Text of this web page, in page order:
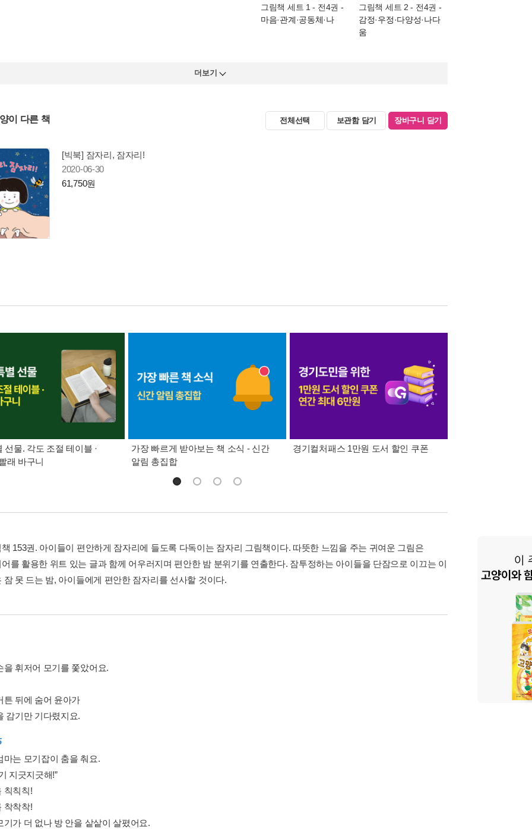
그림책 세트 1 - 전4권 -
마음·관계·공동체·나
그림책 세트 2 - 전4권 -
감정·우정·다양성·나다
움
더보기
이 다른 책 전체선택 보관함 담기 장바구니 담기
[빅북] 잠자리, 잠자리!
2020-06-30
61,750원
선물. 각도 조절 테이블 ·
래 바구니
가장 빠르게 받아보는 책 소식 - 신간
알림 총집합
경기컬처패스 1만원 도서 할인 쿠폰
153권. 아이들이 편안하게 잠자리에 들도록 다독이는 잠자리 그림책이다. 따뜻한 느낌을 주는 귀여운 그림은
를 활용한 위트 있는 글과 함께 어우러지며 편안한 밤 분위기를 연출한다. 잠투정하는 아이들을 단잠으로 이끄는 이
잠 못 드는 밤, 아이들에게 편안한 잠자리를 선사할 것이다.
을 휘저어 모기를 쫓았어요.
튼 뒤에 숨어 윤아가
감기만 기다렸지요.
마는 모기잡이 춤을 춰요.
지긋지긋해!”
칙칙칙!
착착착!
기가 더 없나 방 안을 샅샅이 살폈어요.